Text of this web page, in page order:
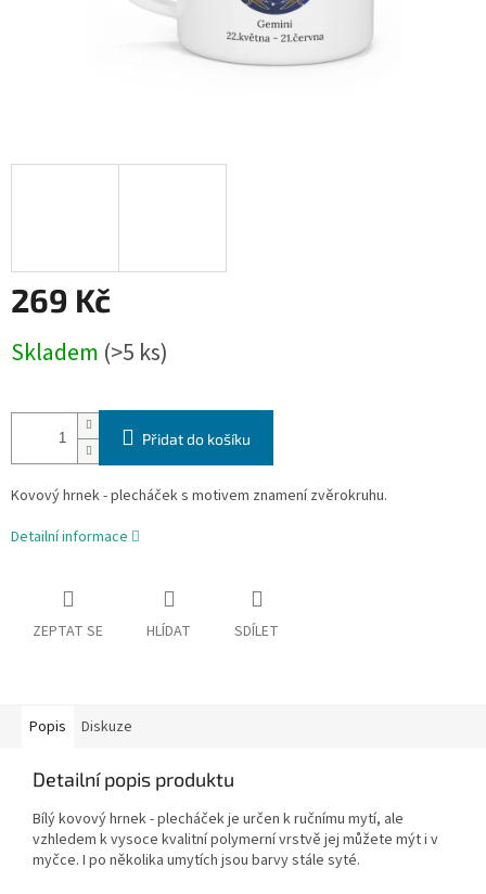
269 Kč
cena:
Skladem (>5 ks)
Přidat do košíku
Kovový hrnek - plecháček s motivem znamení zvěrokruhu.
Detailní informace
ZEPTAT SE HLÍDAT SDÍLET
Popis Diskuze
Detailní popis produktu
Bílý kovový hrnek - plecháček je určen k ručnímu mytí, ale
vzhledem k vysoce kvalitní polymerní vrstvě jej můžete mýt i v
myčce. I po několika umytích jsou barvy stále syté.